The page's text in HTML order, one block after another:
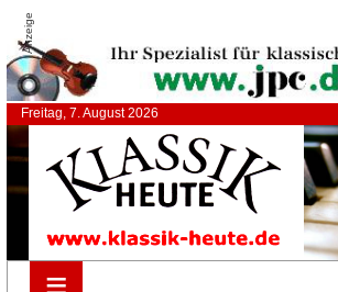
Anzeige
Freitag, 7. August 2026